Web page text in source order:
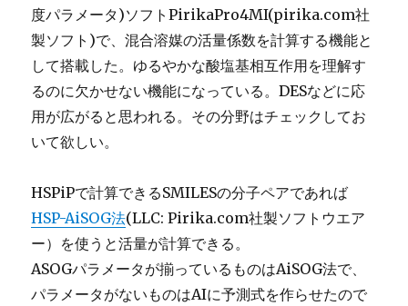
度パラメータ)ソフトPirikaPro4MI(pirika.com社
製ソフト)で、混合溶媒の活量係数を計算する機能と
して搭載した。ゆるやかな酸塩基相互作用を理解す
るのに欠かせない機能になっている。DESなどに応
用が広がると思われる。その分野はチェックしてお
いて欲しい。
HSPiPで計算できるSMILESの分子ペアであれば
HSP-AiSOG法(LLC: Pirika.com社製ソフトウエア
ー）を使うと活量が計算できる。
ASOGパラメータが揃っているものはAiSOG法で、
パラメータがないものはAIに予測式を作らせたので